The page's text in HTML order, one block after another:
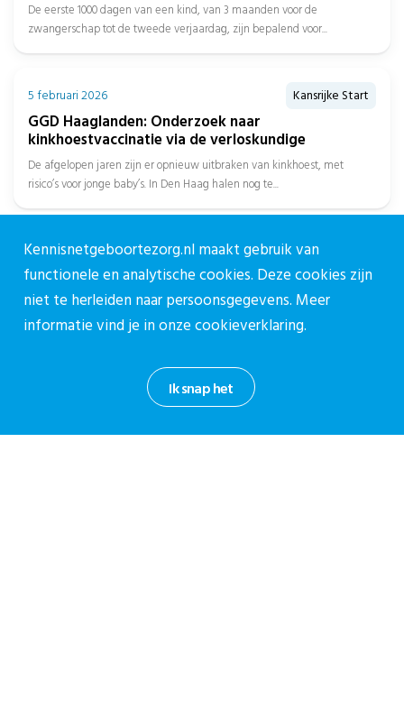
De eerste 1000 dagen van een kind, van 3 maanden voor de
zwangerschap tot de tweede verjaardag, zijn bepalend voor...
5 februari 2026 Kansrijke Start
GGD Haaglanden: Onderzoek naar
kinkhoestvaccinatie via de verloskundige
De afgelopen jaren zijn er opnieuw uitbraken van kinkhoest, met
risico’s voor jonge baby’s. In Den Haag halen nog te...
Over CPZ
Ik snap het
Kennisnetgeboortezorg.nl maakt gebruik van
functionele en analytische cookies. Deze cookies zijn
niet te herleiden naar persoonsgegevens. Meer
informatie vind je in onzecookieverklaring.